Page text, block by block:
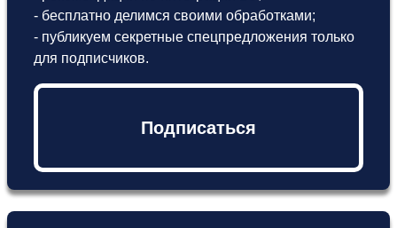
- бесплатно делимся своими обработками;
- публикуем секретные спецпредложения только
для подписчиков.
Подписаться